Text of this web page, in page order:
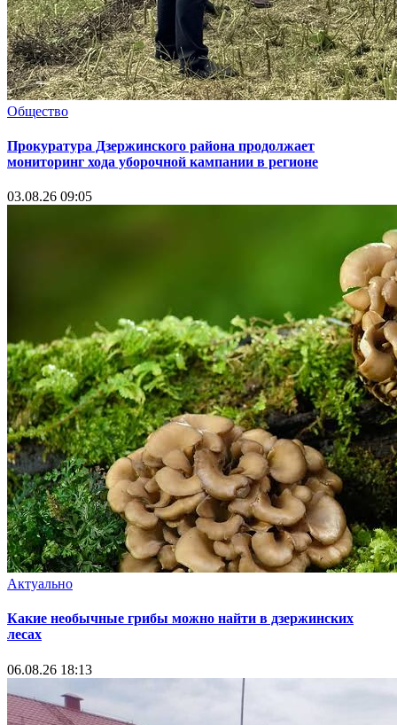
Общество
Прокуратура Дзержинского района продолжает
мониторинг хода уборочной кампании в регионе
03.08.26 09:05
Актуально
Какие необычные грибы можно найти в дзержинских
лесах
06.08.26 18:13